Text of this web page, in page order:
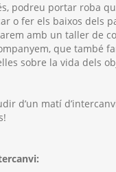
podreu portar roba
o fer els baixos dels
amb un taller de
que també
sobre la vida dels
d’un matí